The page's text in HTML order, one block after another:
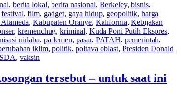
, berita lokal, berita nasional, Berkeley, bisnis,
festival, film, gadget, gaya hidup, geopolitik, harga
, Kabupaten Oranye, Kalifornia, Kebijakan
, kremenchug, kriminal, Kuda Poni Putih Ekspres,
nirlaba, parlemen, pasar, PATAH, pemerintah,
iklim, politik, poltava oblast, Presiden Donald
, vaksin
tersebut – untuk saat ini